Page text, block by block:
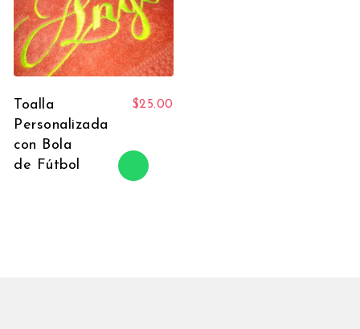
Toalla
Personalizada
con Bola
de Fútbol
$25.00